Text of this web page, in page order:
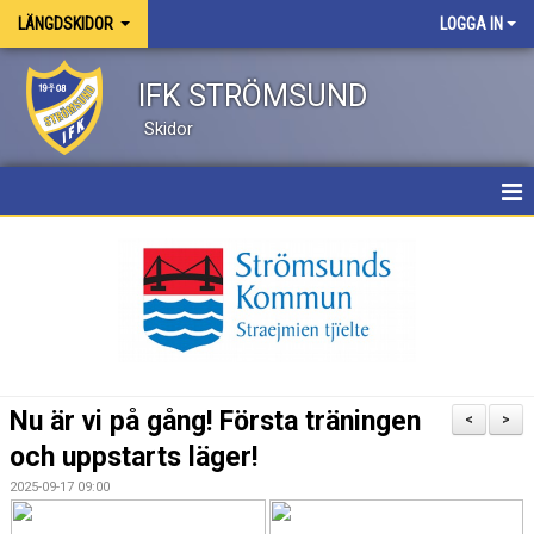
LÄNGDSKIDOR LOGGA IN
IFK STRÖMSUND
Skidor
BILDGALLERI
DOKUMENT
>
<
Nu är vi på gång! Första träningen
och uppstarts läger!
2025-09-17 09:00